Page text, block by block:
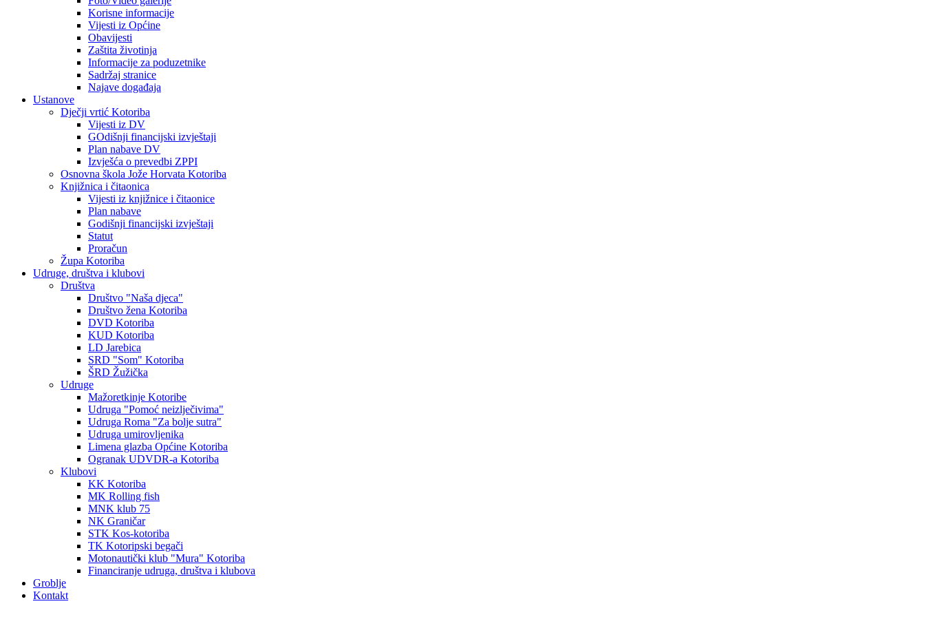
Korisne informacije
Vijesti iz Općine
Obavijesti
Zaštita životinja
Informacije za poduzetnike
Sadržaj stranice
Najave događaja
Ustanove
Dječji vrtić Kotoriba
Vijesti iz DV
GOdišnji financijski izvještaji
Plan nabave DV
Izvješća o prevedbi ZPPI
Osnovna škola Jože Horvata Kotoriba
Knjižnica i čitaonica
Vijesti iz knjižnice i čitaonice
Plan nabave
Godišnji financijski izvještaji
Statut
Proračun
Župa Kotoriba
Udruge, društva i klubovi
Društva
Društvo "Naša djeca"
Društvo žena Kotoriba
DVD Kotoriba
KUD Kotoriba
LD Jarebica
SRD "Som" Kotoriba
ŠRD Žužička
Udruge
Mažoretkinje Kotoribe
Udruga "Pomoć neizlječivima"
Udruga Roma "Za bolje sutra"
Udruga umirovljenika
Limena glazba Općine Kotoriba
Ogranak UDVDR-a Kotoriba
Klubovi
KK Kotoriba
MK Rolling fish
MNK klub 75
NK Graničar
STK Kos-kotoriba
TK Kotoripski begači
Motonautički klub "Mura" Kotoriba
Financiranje udruga, društva i klubova
Groblje
Kontakt